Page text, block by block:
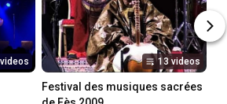
13 videos
Festival des musiques sacrées